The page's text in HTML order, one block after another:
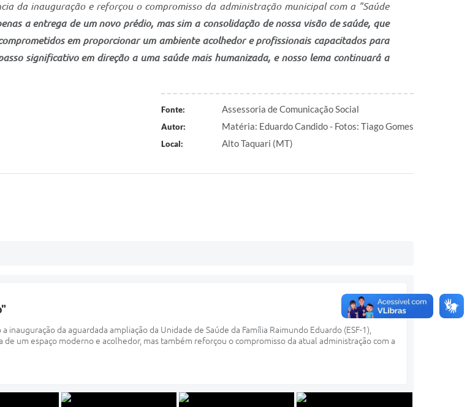
da inauguração e reforçou o compromisso da administração municipal com a "Saúde
a entrega de um novo prédio, mas sim a consolidação de nossa visão de saúde, que
em proporcionar um ambiente acolhedor e profissionais capacitados para
significativo em direção a uma saúde mais humanizada, e nosso lema continuará a
Fonte: Assessoria de Comunicação Social
Autor: Matéria: Eduardo Candido - Fotos: Tiago Gomes
Local: Alto Taquari (MT)
da aguardada ampliação da Unidade de Saúde da Família Raimundo Eduardo (ESF-1),
um espaço moderno e acolhedor, mas também reforçou o compromisso da atual administração com a